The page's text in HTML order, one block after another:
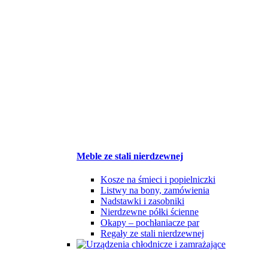
Meble ze stali nierdzewnej
Kosze na śmieci i popielniczki
Listwy na bony, zamówienia
Nadstawki i zasobniki
Nierdzewne półki ścienne
Okapy – pochłaniacze par
Regały ze stali nierdzewnej